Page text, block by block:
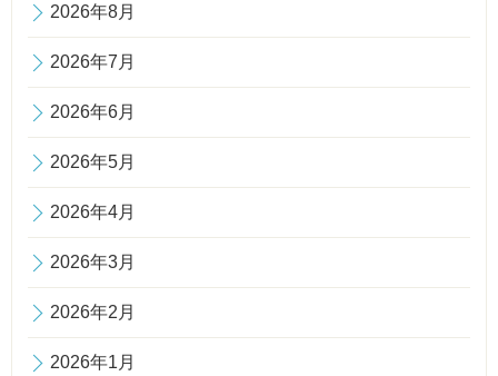
2026年8月
2026年7月
2026年6月
2026年5月
2026年4月
2026年3月
2026年2月
2026年1月